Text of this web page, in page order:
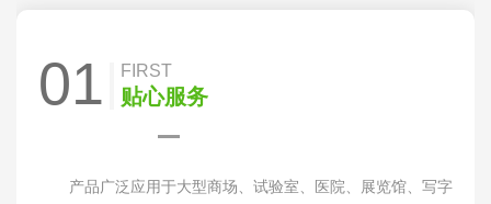
01 FIRST
贴心服务
产品广泛应用于大型商场、试验室、医院、展览馆、写字